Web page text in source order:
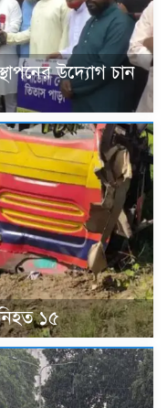
উদ্যোগ চান
১৫